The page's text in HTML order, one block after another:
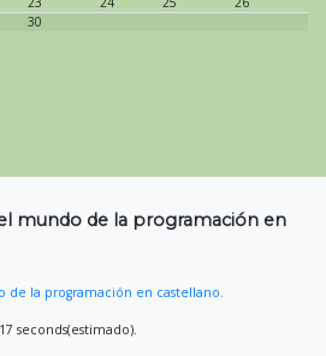
30
mundo de la programación en
de la programación en castellano.
seconds(estimado).